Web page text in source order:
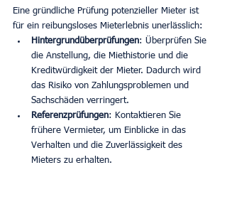
Eine gründliche Prüfung potenzieller Mieter ist
für ein reibungsloses Mieterlebnis unerlässlich:
Hintergrundüberprüfungen: Überprüfen Sie
die Anstellung, die Miethistorie und die
Kreditwürdigkeit der Mieter. Dadurch wird
das Risiko von Zahlungsproblemen und
Sachschäden verringert.
Referenzprüfungen: Kontaktieren Sie
frühere Vermieter, um Einblicke in das
Verhalten und die Zuverlässigkeit des
Mieters zu erhalten.